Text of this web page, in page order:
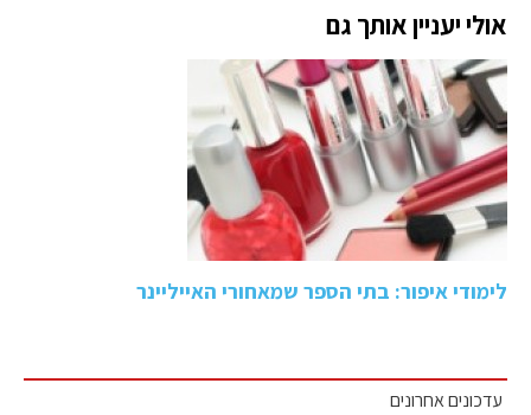
אולי יעניין אותך גם
לימודי איפור: בתי הספר שמאחורי האייליינר
עדכונים אחרונים